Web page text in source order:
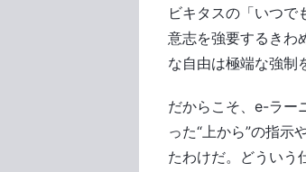
ビキタスの「いつで
意志を強要するきわ
な自由は極端な強制
だからこそ、e-ラー
った“上から”の指示
たわけだ。どういう